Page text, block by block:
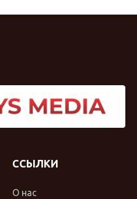
ССЫЛКИ
О нас